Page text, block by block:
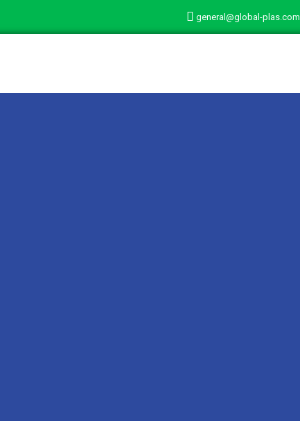
general@global-plas.com